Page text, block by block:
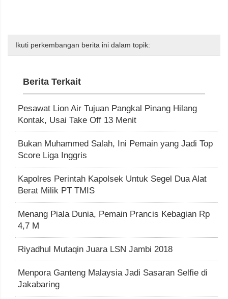
Ikuti perkembangan berita ini dalam topik:
Berita Terkait
Pesawat Lion Air Tujuan Pangkal Pinang Hilang
Kontak, Usai Take Off 13 Menit
Bukan Muhammed Salah, Ini Pemain yang Jadi Top
Score Liga Inggris
Kapolres Perintah Kapolsek Untuk Segel Dua Alat
Berat Milik PT TMIS
Menang Piala Dunia, Pemain Prancis Kebagian Rp
4,7 M
Riyadhul Mutaqin Juara LSN Jambi 2018
Menpora Ganteng Malaysia Jadi Sasaran Selfie di
Jakabaring